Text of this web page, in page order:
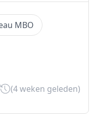
MBO
(4 weken geleden)